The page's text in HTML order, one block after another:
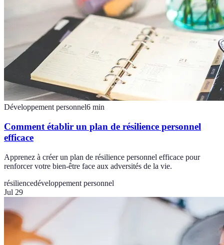
Développement personnel6 min
Comment établir un plan de résilience personnel
efficace
Apprenez à créer un plan de résilience personnel efficace pour
renforcer votre bien-être face aux adversités de la vie.
résiliencedéveloppement personnel
Jul 29